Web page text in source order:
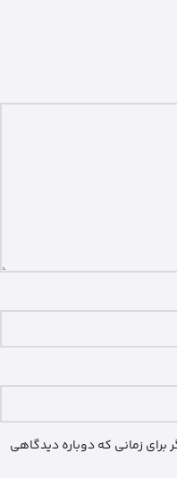
برای زمانی که دوباره دیدگاهی